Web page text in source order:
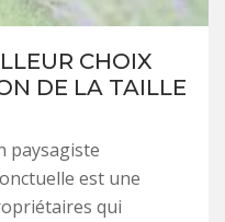
CHOIX
DE LA TAILLE
paysagiste
est une
qui